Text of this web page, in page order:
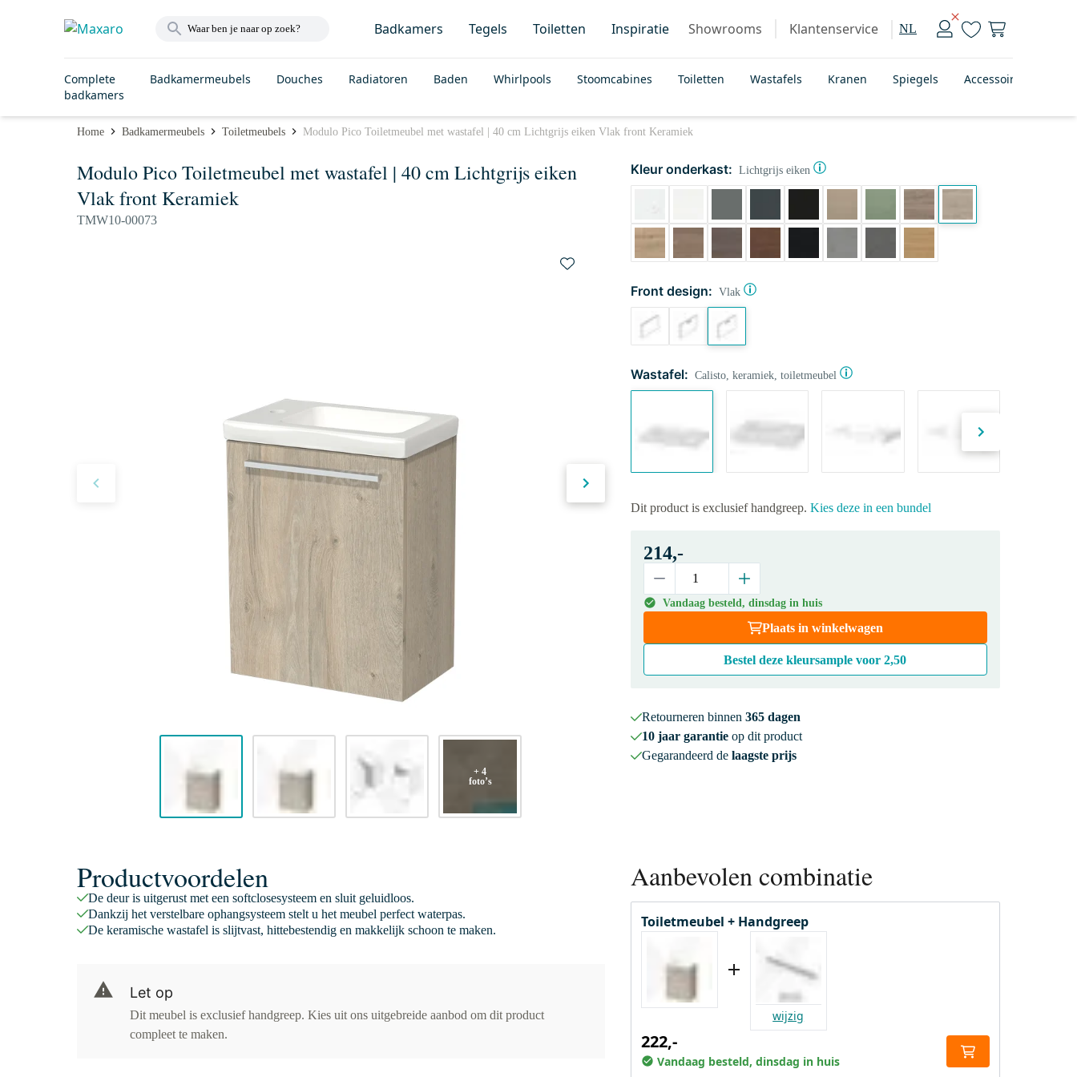
Badkamers Tegels Toiletten Inspiratie Showrooms Klantenservice NL
Complete
badkamers
Badkamermeubels Douches Radiatoren Baden Whirlpools Stoomcabines Toiletten Wastafels Kranen Spiegels Accessoires
Home Badkamermeubels Toiletmeubels Modulo Pico Toiletmeubel met wastafel | 40 cm Lichtgrijs eiken Vlak front Keramiek
Modulo Pico Toiletmeubel met wastafel | 40 cm Lichtgrijs eiken
Vlak front Keramiek
TMW10-00073
+ 4
foto’s
Dit product is exclusief handgreep. Kies deze in een bundel
Kleur onderkast: Lichtgrijs eiken
Front design: Vlak
Wastafel: Calisto, keramiek, toiletmeubel
214,-
Vandaag besteld, dinsdag in huis
Plaats in winkelwagen
Bestel deze kleursample voor2,50
Retourneren binnen 365 dagen
10 jaar garantieop dit product
Gegarandeerd de laagste prijs
Productvoordelen
De deur is uitgerust met een softclosesysteem en sluit geluidloos.
Dankzij het verstelbare ophangsysteem stelt u het meubel perfect waterpas.
De keramische wastafel is slijtvast, hittebestendig en makkelijk schoon te maken.
Let op
Dit meubel is exclusief handgreep. Kies uit ons uitgebreide aanbod om dit product
compleet te maken.
Aanbevolen combinatie
Toiletmeubel + Handgreep
wijzig
222,-
Vandaag besteld, dinsdag in huis